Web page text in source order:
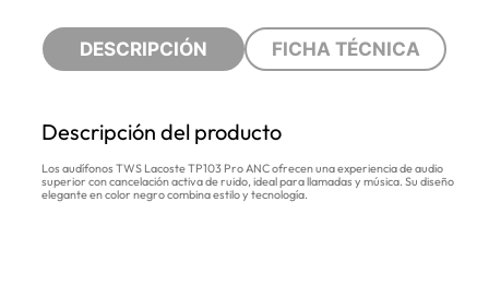
DESCRIPCIÓN FICHA TÉCNICA
Descripción del producto
Los audífonos TWS Lacoste TP103 Pro ANC ofrecen una experiencia de audio
superior con cancelación activa de ruido, ideal para llamadas y música. Su diseño
elegante en color negro combina estilo y tecnología.